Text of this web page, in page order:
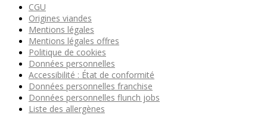
CGU
Origines viandes
Mentions légales
Mentions légales offres
Politique de cookies
Données personnelles
Accessibilité : État de conformité
Données personnelles franchise
Données personnelles flunch jobs
Liste des allergènes